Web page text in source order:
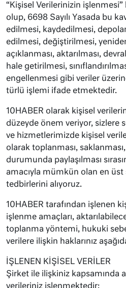
“Kişisel Verilerinizin işlenmesi”
olup, 6698 Sayılı Yasada bu
edilmesi, kaydedilmesi,
edilmesi, değiştirilmesi,
açıklanması, aktarılması,
hale getirilmesi,
engellenmesi gibi veriler
türlü işlemi ifade etmektedir.
10HABER olarak kişisel
düzeyde önem veriyor, sizlere
ve hizmetlerimizde kişisel
olarak toplanması,
durumunda paylaşılması
amacıyla mümkün olan en üst
tedbirlerini alıyoruz.
10HABER tarafından işlenen
işlenme amaçları,
toplanma yöntemi, hukuki
verilere ilişkin haklarınız
İŞLENEN KİŞİSEL VERİLER
Şirket ile ilişkiniz kapsamında